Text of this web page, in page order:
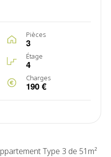
Pièces
3
Étage
4
Charges
190 €
Type 3 de 51m²